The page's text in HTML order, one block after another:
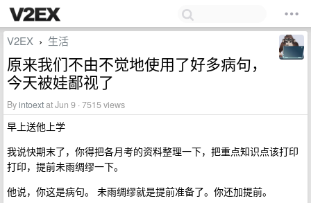
V2EX › 生活
原来我们不由不觉地使用了好多病句，
今天被娃鄙视了
Byintoextat Jun 9 · 7515 views
早上送他上学
我说快期末了，你得把各月考的资料整理一下，把重点知识点该打印
打印，提前未雨绸缪一下。
他说，你这是病句。 未雨绸缪就是提前准备了。你还加提前。